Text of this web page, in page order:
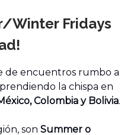
Winter Fridays
de encuentros rumbo a
la chispa en
Colombia y Bolivia.
son Summer o